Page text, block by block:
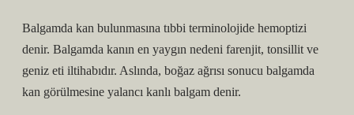
Balgamda kan bulunmasına tıbbi terminolojide hemoptizi
denir. Balgamda kanın en yaygın nedeni farenjit, tonsillit ve
geniz eti iltihabıdır. Aslında, boğaz ağrısı sonucu balgamda
kan görülmesine yalancı kanlı balgam denir.